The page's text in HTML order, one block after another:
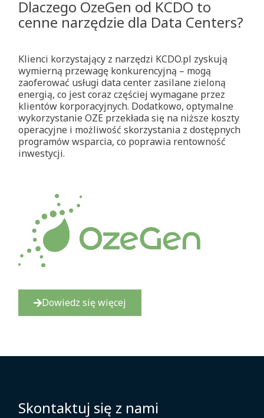
Dlaczego OzeGen od KCDO to
cenne narzędzie dla Data Centers?
Klienci korzystający z narzędzi KCDO.pl zyskują
wymierną przewagę konkurencyjną – mogą
zaoferować usługi data center zasilane zieloną
energią, co jest coraz częściej wymagane przez
klientów korporacyjnych. Dodatkowo, optymalne
wykorzystanie OZE przekłada się na niższe koszty
operacyjne i możliwość skorzystania z dostępnych
programów wsparcia, co poprawia rentowność
inwestycji.
Dowiedz się więcej
Skontaktuj się z nami